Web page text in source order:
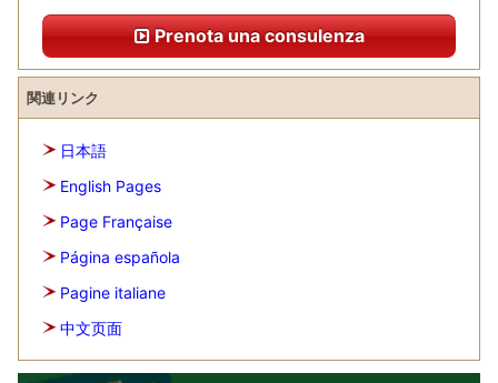
Prenota una consulenza
関連リンク
日本語
English Pages
Page Française
Página española
Pagine italiane
中文页面